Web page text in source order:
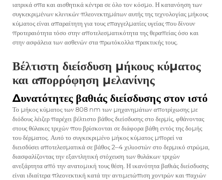
ιατρικά σπα και αισθητικά κέντρα σε όλο τον κόσμο. Η κατανόηση των
συγκεκριμένων κλινικών πλεονεκτημάτων αυτής της τεχνολογίας μήκους
κύματος είναι απαραίτητη για τους επαγγελματίες υγείας που δίνουν
προτεραιότητα τόσο στην αποτελεσματικότητα της θεραπείας όσο και
στην ασφάλεια των ασθενών στα πρωτόκολλα πρακτικής τους.
Βέλτιστη διείσδυση μήκους κύματος
και απορρόφηση μελανίνης
Δυνατότητες βαθιάς διείσδυσης στον ιστό
Το μήκος κύματος των 808 nm των μηχανημάτων αποτρίχωσης με
διόδους λέιζερ παρέχει βέλτιστο βάθος διείσδυσης στο δερμίς, φθάνοντας
στους θύλακες τριχών που βρίσκονται σε διάφορα βάθη εντός της δομής
του δέρματος. Αυτό το συγκεκριμένο μήκος κύματος μπορεί να
διεισδύσει αποτελεσματικά σε βάθος 2–4 χιλιοστών στο δερμικό στρώμα,
διασφαλίζοντας την εξαντλητική στόχευση των θυλάκων τριχών
ανεξάρτητα από την ανατομική τους θέση. Η ικανότητα βαθιάς διείσδυσης
είναι ιδιαίτερα πλεονεκτική κατά την αντιμετώπιση χοντρών και παχιών